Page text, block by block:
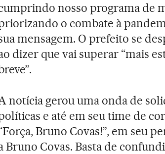
nosso programa de
o combate à
mensagem. O prefeito se
dizer que vai superar “mais
notícia gerou uma onda de
e até em seu time de
Bruno Covas!”, em seu
Bruno Covas. Basta de